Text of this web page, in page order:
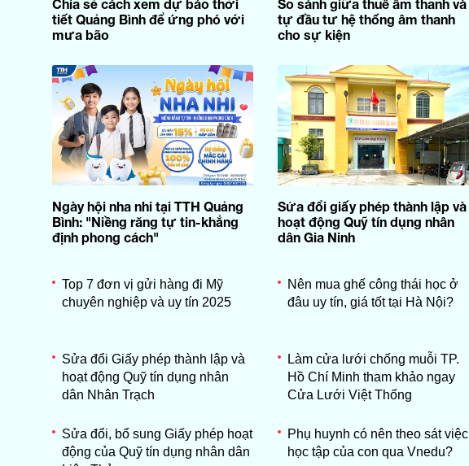
Chia sẻ cách xem dự báo thời
tiết Quảng Bình để ứng phó với
mưa bão
So sánh giữa thuê âm thanh và
tự đầu tư hệ thống âm thanh
cho sự kiện
Ngày hội nha nhi tại TTH Quảng
Bình: "Niềng răng tự tin-khẳng
định phong cách"
Sửa đổi giấy phép thành lập và
hoạt động Quỹ tín dụng nhân
dân Gia Ninh
Top 7 đơn vị gửi hàng đi Mỹ
chuyên nghiệp và uy tín 2025
Nên mua ghế công thái học ở
đâu uy tín, giá tốt tại Hà Nội?
Sửa đổi Giấy phép thành lập và
hoạt động Quỹ tín dụng nhân
dân Nhân Trạch
Làm cửa lưới chống muỗi TP.
Hồ Chí Minh tham khảo ngay
Cửa Lưới Việt Thống
Sửa đổi, bổ sung Giấy phép hoạt
động của Quỹ tín dụng nhân dân
Phụ huynh có nên theo sát việc
học tập của con qua Vnedu?